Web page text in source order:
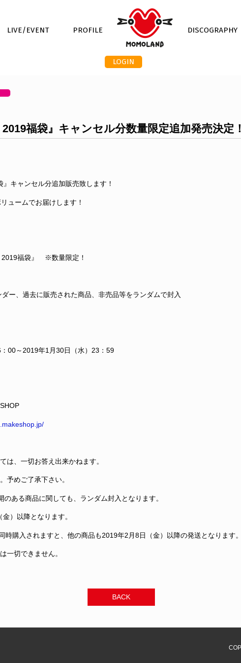
LIVE/EVENT PROFILE DISCOGRAPHY
LOGIN
2019福袋』キャンセル分数量限定追加発売決定
』キャンセル分追加販売致します！
ュームでお届けします！
2019福袋』 ※数量限定！
ー、過去に販売された商品、非売品等をランダムで封入
00～2019年1月30日（水）23：59
は、一切お答え出来かねます。
予めご了承下さい。
ある商品に関しても、ランダム封入となります。
）以降となります。
時購入されますと、他の商品も2019年2月8日（金）以降の発送となります
一切できません。
BACK